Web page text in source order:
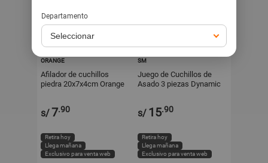
ORANGE
Afilador de cuchillos
piedra 20x7x4cm Orange
s/7.90
Retira hoy
Llega mañana
Exclusivo para venta web
SM
Juego de Cuchillos de
Asado 3 piezas Dynamic
s/ 15.90
Retira hoy
Llega mañana
Exclusivo para venta web
Departamento